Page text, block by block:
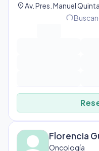
location_on
progress_activity
Florencia
Oncología